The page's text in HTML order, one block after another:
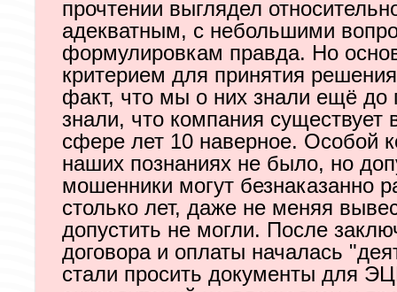
прочтении выглядел
адекватным, с небольшими
формулировкам правда. Но
критерием для принятия
факт, что мы о них знали ещё до
знали, что компания существует
сфере лет 10 наверное. Особой
наших познаниях не было, но
мошенники могут безнаказанно
столько лет, даже не меняя
допустить не могли. После
договора и оплаты началась
стали просить документы для